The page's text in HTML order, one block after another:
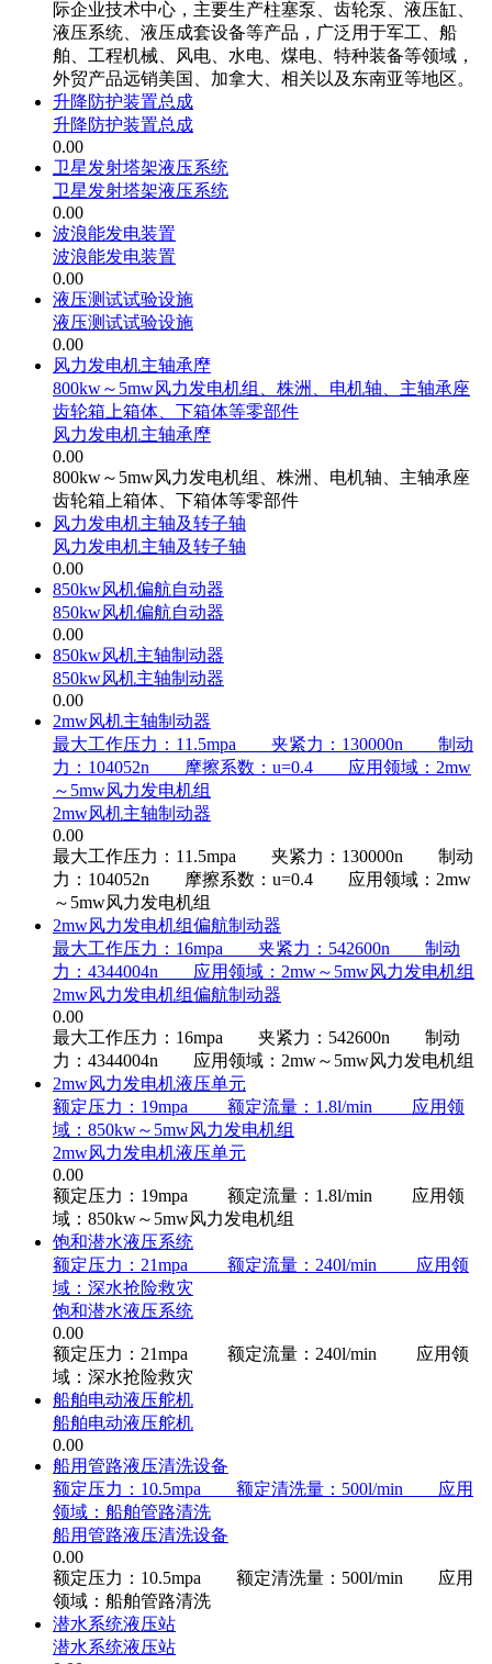
际企业技术中心，主要生产柱塞泵、齿轮泵、液压缸、
液压系统、液压成套设备等产品，广泛用于军工、船
舶、工程机械、风电、水电、煤电、特种装备等领域，
外贸产品远销美国、加拿大、相关以及东南亚等地区。
升降防护装置总成
升降防护装置总成
0.00
卫星发射塔架液压系统
卫星发射塔架液压系统
0.00
波浪能发电装置
波浪能发电装置
0.00
液压测试试验设施
液压测试试验设施
0.00
风力发电机主轴承塺
800kw～5mw风力发电机组、株洲、电机轴、主轴承座
齿轮箱上箱体、下箱体等零部件
风力发电机主轴承塺
0.00
800kw～5mw风力发电机组、株洲、电机轴、主轴承座
齿轮箱上箱体、下箱体等零部件
风力发电机主轴及转子轴
风力发电机主轴及转子轴
0.00
850kw风机偏航自动器
850kw风机偏航自动器
0.00
850kw风机主轴制动器
850kw风机主轴制动器
0.00
2mw风机主轴制动器
最大工作压力：11.5mpa 夹紧力：130000n 制动
力：104052n 摩擦系数：u=0.4 应用领域：2mw
～5mw风力发电机组
2mw风机主轴制动器
0.00
最大工作压力：11.5mpa 夹紧力：130000n 制动
力：104052n 摩擦系数：u=0.4 应用领域：2mw
～5mw风力发电机组
2mw风力发电机组偏航制动器
最大工作压力：16mpa 夹紧力：542600n 制动
力：4344004n 应用领域：2mw～5mw风力发电机组
2mw风力发电机组偏航制动器
0.00
最大工作压力：16mpa 夹紧力：542600n 制动
力：4344004n 应用领域：2mw～5mw风力发电机组
2mw风力发电机液压单元
额定压力：19mpa 额定流量：1.8l/min 应用领
域：850kw～5mw风力发电机组
2mw风力发电机液压单元
0.00
额定压力：19mpa 额定流量：1.8l/min 应用领
域：850kw～5mw风力发电机组
饱和潜水液压系统
额定压力：21mpa 额定流量：240l/min 应用领
域：深水抢险救灾
饱和潜水液压系统
0.00
额定压力：21mpa 额定流量：240l/min 应用领
域：深水抢险救灾
船舶电动液压舵机
船舶电动液压舵机
0.00
船用管路液压清洗设备
额定压力：10.5mpa 额定清洗量：500l/min 应用
领域：船舶管路清洗
船用管路液压清洗设备
0.00
额定压力：10.5mpa 额定清洗量：500l/min 应用
领域：船舶管路清洗
潜水系统液压站
潜水系统液压站